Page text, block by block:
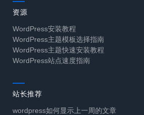
资源
WordPress安装教程
WordPress主题模板选择指南
WordPress主题快速安装教程
WordPress站点速度指南
站长推荐
wordpress如何显示上一周的文章